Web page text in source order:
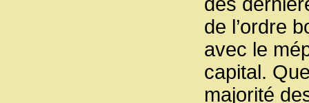
de l’ordre
avec le
capital.
majorité